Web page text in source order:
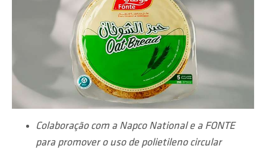
Colaboração com a Napco National e a FONTE
para promover o uso de polietileno circular